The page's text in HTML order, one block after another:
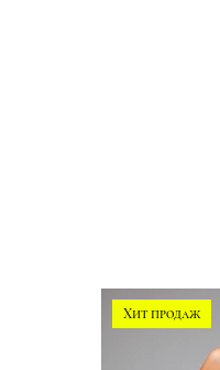
Хит продаж